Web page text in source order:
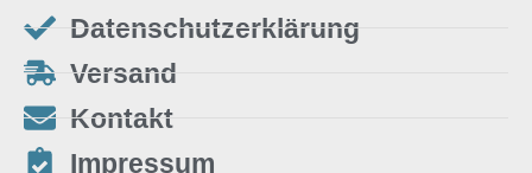
Datenschutzerklärung
Versand
Kontakt
Impressum